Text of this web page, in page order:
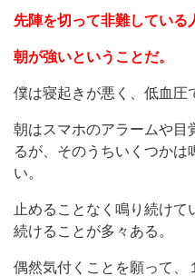
先陣を切って非難している
朝が強いということだ。
僕は寝起きが悪く、低血圧
朝はスマホのアラームや目
るが、そのうちいくつかは
い。
止めることなく鳴り続けて
続けることが多々ある。
偶然気付くことを願って、